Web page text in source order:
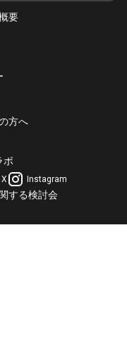
要
方へ
ボ
X Instagram
する検討会